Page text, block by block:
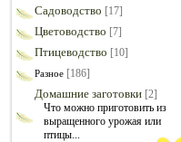
Садоводство [17]
Цветоводство [7]
Птицеводство [10]
Разное [186]
Домашние заготовки [2]
Что можно приготовить из
выращенного урожая или
птицы...